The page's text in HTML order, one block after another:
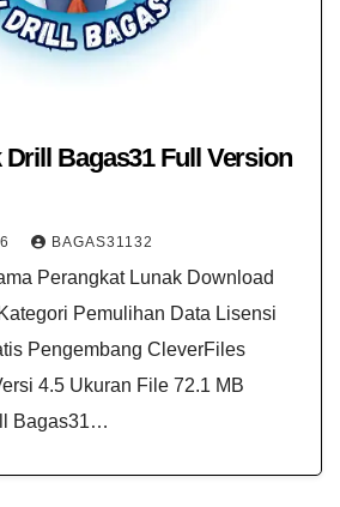
Bagas31​ Full Version
BAGAS31132
Perangkat Lunak Download
Pemulihan Data Lisensi
Pengembang CleverFiles
4.5 Ukuran File 72.1 MB
Bagas31…